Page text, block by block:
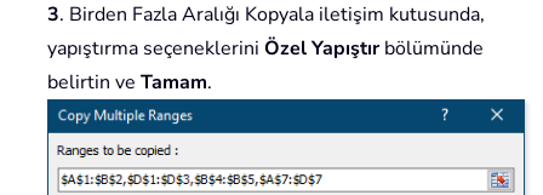
3. Birden Fazla Aralığı Kopyala iletişim kutusunda,
yapıştırma seçeneklerini Özel Yapıştırbölümünde
belirtin ve Tamam.